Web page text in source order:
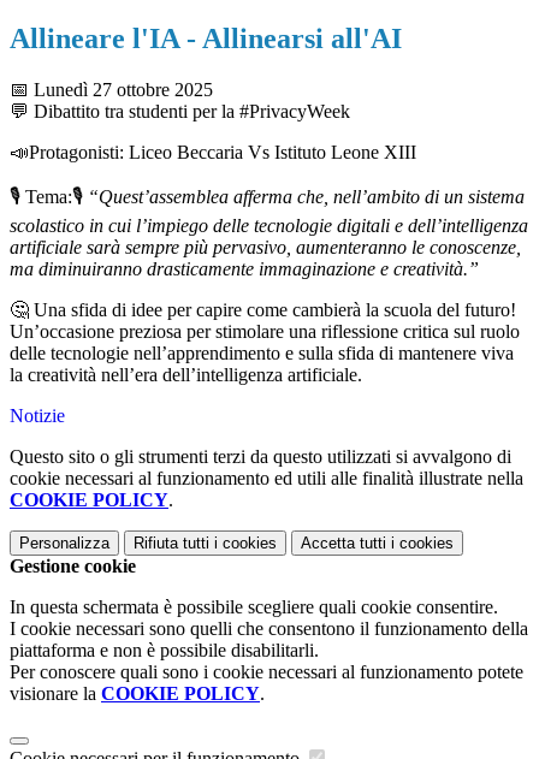
Allineare l'IA - Allinearsi all'AI
📅 Lunedì 27 ottobre 2025
💬 Dibattito tra studenti per la #PrivacyWeek
📣Protagonisti: Liceo Beccaria Vs Istituto Leone XIII
🎙️ Tema:🎙️ “Quest’assemblea afferma che, nell’ambito di un sistema
scolastico in cui l’impiego delle tecnologie digitali e dell’intelligenza
artificiale sarà sempre più pervasivo, aumenteranno le conoscenze,
ma diminuiranno drasticamente immaginazione e creatività.”
🤔 Una sfida di idee per capire come cambierà la scuola del futuro!
Un’occasione preziosa per stimolare una riflessione critica sul ruolo
delle tecnologie nell’apprendimento e sulla sfida di mantenere viva
la creatività nell’era dell’intelligenza artificiale.
Notizie
Questo sito o gli strumenti terzi da questo utilizzati si avvalgono di
cookie necessari al funzionamento ed utili alle finalità illustrate nella
COOKIE POLICY.
Personalizza Rifiuta tutti i cookies Accetta tutti i cookies
Gestione cookie
In questa schermata è possibile scegliere quali cookie consentire.
I cookie necessari sono quelli che consentono il funzionamento della
piattaforma e non è possibile disabilitarli.
Per conoscere quali sono i cookie necessari al funzionamento potete
visionare la COOKIE POLICY.